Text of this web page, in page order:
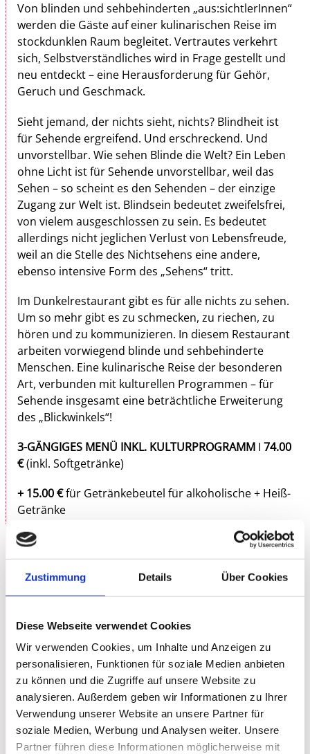
Zustimmung Details Über Cookies
Diese Webseite verwendet Cookies
Wir verwenden Cookies, um Inhalte und Anzeigen zu
personalisieren, Funktionen für soziale Medien anbieten
zu können und die Zugriffe auf unsere Website zu
analysieren. Außerdem geben wir Informationen zu Ihrer
Verwendung unserer Website an unsere Partner für
soziale Medien, Werbung und Analysen weiter. Unsere
Partner führen diese Informationen möglicherweise mit
Von blinden und sehbehinderten „aus:sichtlerInnen“
werden die Gäste auf einer kulinarischen Reise im
stockdunklen Raum begleitet. Vertrautes ver­kehrt
sich, Selbstverständliches wird in Frage gestellt und
neu entdeckt – eine Herausforderung für Gehör,
Geruch und Geschmack.
Sieht jemand, der nichts sieht, nichts? Blindheit ist
für Sehende ergreifend. Und erschreckend. Und
unvorstellbar. Wie sehen Blinde die Welt? Ein Leben
ohne Licht ist für Sehende unvorstellbar, weil das
Sehen – so scheint es den Sehenden – der einzige
Zugang zur Welt ist. Blindsein bedeutet zweifelsfrei,
von vielem ausgeschlossen zu sein. Es bedeutet
allerdings nicht jeglichen Verlust von Lebensfreude,
weil an die Stelle des Nichtsehens eine andere,
ebenso intensive Form des „Sehens“ tritt.
Im Dunkelrestaurant gibt es für alle nichts zu sehen.
Um so mehr gibt es zu schmecken, zu rie­chen, zu
hören und zu kommunizieren. In diesem Restaurant
arbeiten vor­wiegend blinde und sehbehinderte
Menschen. Eine kulinarische Reise der besonderen
Art, verbunden mit kulturellen Programmen – für
Sehende insgesamt eine beträchtliche Erweiterung
des „Blickwinkels“!
3-GÄNGIGES MENÜ INKL. KULTURPROGRAMM I 74.00
€(inkl. Softgetränke)
+ 15.00 €für Getränkebeutel für alkoholische + Heiß-
Getränke
Der Besuch des Dunkelrestaurant ist nur mit
Platzreservierung möglich:
Telefon: 0711.489 49 07, Mo. 10.00 – 16.00 Uhr (außer
Homepage des Dunkelrestaurant:
Gutscheine sind während der Öffnungszeiten auch
direkt in der Rosenau erhältlich.